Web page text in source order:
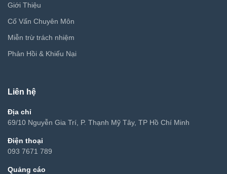
Giới Thiệu
Cố Vấn Chuyên Môn
Miễn trừ trách nhiệm
Phản Hồi & Khiếu Nại
Liên hệ
Địa chỉ
69/10 Nguyễn Gia Trí, P. Thạnh Mỹ Tây, TP Hồ Chí Minh
Điện thoại
093 7671 789
Quảng cáo